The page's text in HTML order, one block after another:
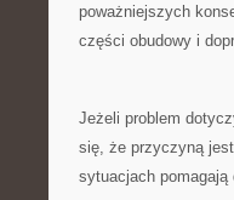
poważniejszych
części obudowy i
Jeżeli problem
się, że przyczyną
sytuacjach pomagają